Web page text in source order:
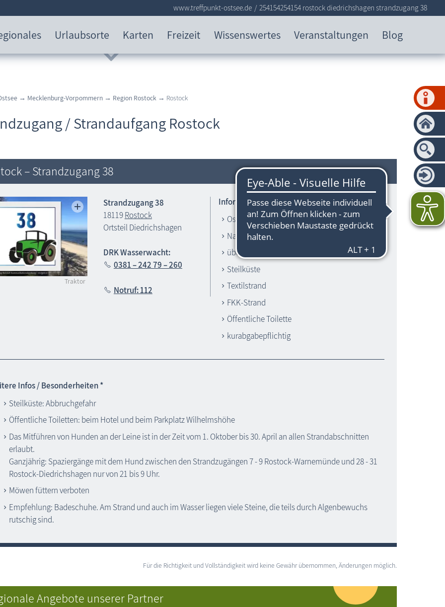
Urlaubsorte Karten Freizeit Wissenswertes Veranstaltungen Blog
www.treffpunkt-ostsee.de 254154254154 rostock diedrichshagen strandzugang 38
→ Mecklenburg-Vorpommern → Region Rostock → Rostock
/ Strandaufgang Rostock
– Strandzugang 38
Traktor
Strandzugang 38
18119Rostock
Ortsteil Diedrichshagen
DRK Wasserwacht:
0381 – 242 79 – 260
Notruf: 112
Informationen zum Strandbereich
Ostsee
Naturstrand
überwiegend Steinstrand
Steilküste
Textilstrand
FKK-Strand
Öffentliche Toilette
kurabgabepflichtig
Infos / Besonderheiten *
Steilküste: Abbruchgefahr
Öffentliche Toiletten: beim Hotel und beim Parkplatz Wilhelmshöhe
Das Mitführen von Hunden an der Leine ist in der Zeit vom 1. Oktober bis 30. April an allen Strandabschnitten
erlaubt.
Ganzjährig: Spaziergänge mit dem Hund zwischen den Strandzugängen 7 - 9 Rostock-Warnemünde und 28 - 31
Rostock-Diedrichshagen nur von 21 bis 9 Uhr.
Möwen füttern verboten
Empfehlung: Badeschuhe. Am Strand und auch im Wasser liegen viele Steine, die teils durch Algenbewuchs
rutschig sind.
Für die Richtigkeit und Vollständigkeit wird keine Gewähr übernommen, Änderungen möglich.
Angebote unserer Partner